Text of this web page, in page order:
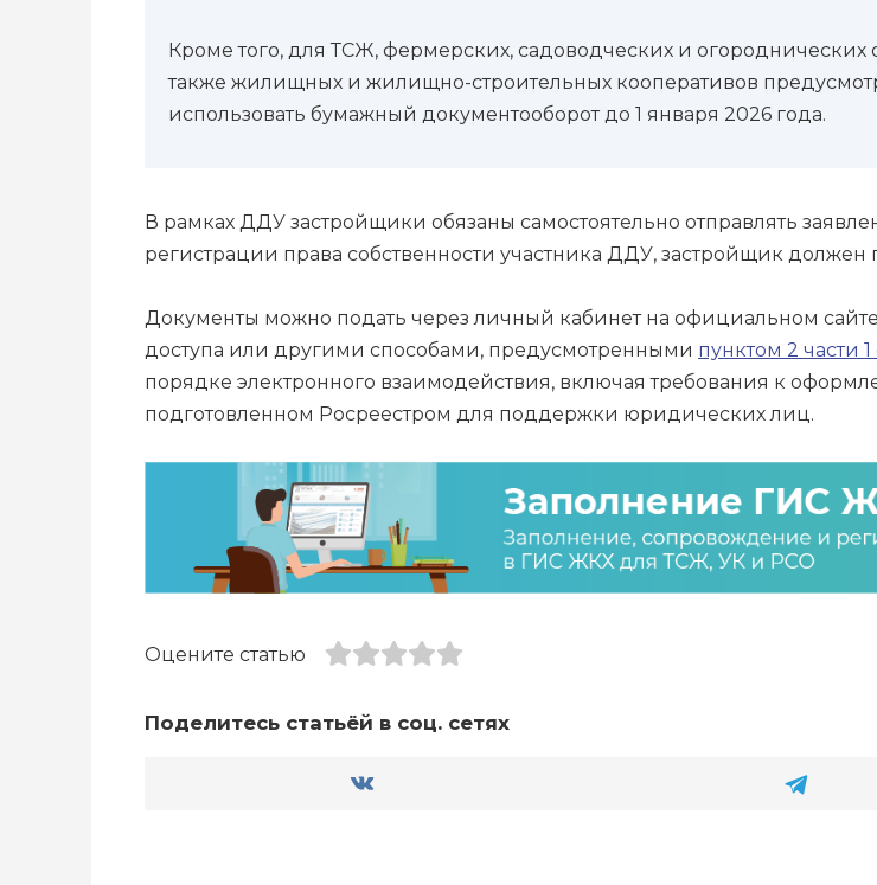
Кроме того, для ТСЖ, фермерских, садоводческих и
также жилищных и жилищно-строительных кооперативов
использовать бумажный документооборот до 1 января 2026 года.
В рамках ДДУ застройщики обязаны самостоятельно отправлять
регистрации права собственности участника ДДУ, застройщик
Документы можно подать через личный кабинет на официальном
доступа или другими способами, предусмотренными пунктом 2 части
порядке электронного взаимодействия, включая требования к
подготовленном Росреестром для поддержки юридических лиц.
Оцените статью
Поделитесь статьёй в соц. сетях